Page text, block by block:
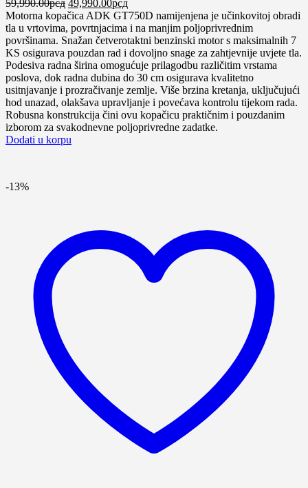
59,990.00рсд Оригинална
цена
је
била:
59,990.00рсд.
49,990.00рсдТренутна
цена
је:
49,990.00рсд.
Motorna kopačica ADK GT750D namijenjena je učinkovitoj obradi
tla u vrtovima, povrtnjacima i na manjim poljoprivrednim
površinama. Snažan četverotaktni benzinski motor s maksimalnih 7
KS osigurava pouzdan rad i dovoljno snage za zahtjevnije uvjete tla.
Podesiva radna širina omogućuje prilagodbu različitim vrstama
poslova, dok radna dubina do 30 cm osigurava kvalitetno
usitnjavanje i prozračivanje zemlje. Više brzina kretanja, uključujući
hod unazad, olakšava upravljanje i povećava kontrolu tijekom rada.
Robusna konstrukcija čini ovu kopačicu praktičnim i pouzdanim
izborom za svakodnevne poljoprivredne zadatke.
Dodati u korpu
-13%